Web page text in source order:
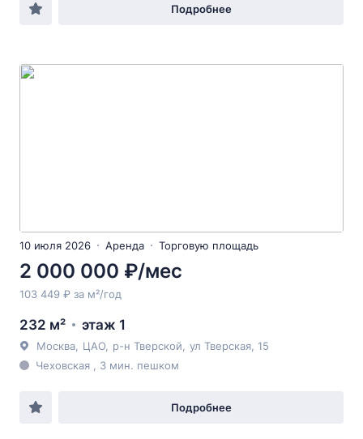
Подробнее
10 июля 2026 Аренда Торговую площадь
2 000 000 ₽/мес
103 449 ₽ за м²/год
232 м² этаж 1
Москва ЦАО р-н Тверской ул Тверская , 15
Чеховская , 3 мин. пешком
Подробнее